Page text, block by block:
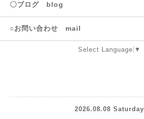
〇ブログ blog
○お問い合わせ mail
Select Language ▼
2026.08.08 Saturday